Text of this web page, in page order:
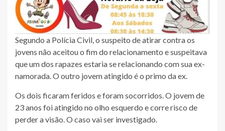
Segundo a Polícia Civil, o suspeito de atirar contra os
jovens não aceitou o fim do relacionamento e suspeitava
que um dos rapazes estaria se relacionando com sua ex-
namorada. O outro jovem atingido é o primo da ex.
Os dois ficaram feridos e foram socorridos. O jovem de
23 anos foi atingido no olho esquerdo e corre risco de
perder a visão. O caso vai ser investigado.